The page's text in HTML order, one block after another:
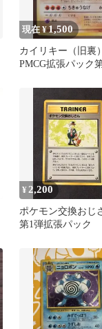
現在 ¥1,500
カイリキー（旧裏）
PMCG拡張パック
ポケカ
¥ 2,200
ポケモン交換おじ
第1弾拡張パック